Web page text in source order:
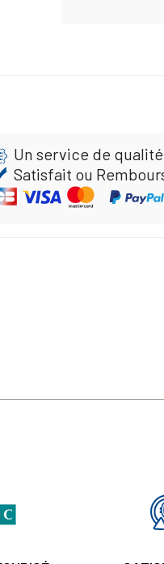
Un service de
Satisfait ou